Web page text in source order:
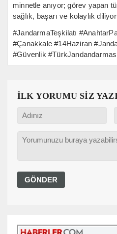
minnetle anıyor; görev yapan
sağlık, başarı ve kolaylık
#JandarmaTeşkilatı
#Çanakkale #14Haziran
#Güvenlik
İLK YORUMU SİZ